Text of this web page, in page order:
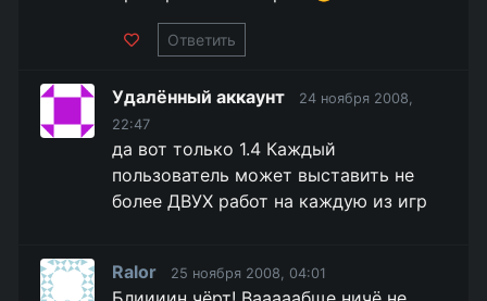
Ответить
Удалённый аккаунт
24 ноября 2008,
22:47
да вот только 1.4 Каждый
пользователь может выставить не
более ДВУХ работ на каждую из игр
Ralor 25 ноября 2008, 04:01